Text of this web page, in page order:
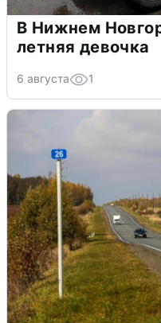
В Нижнем
летняя девочка
6 августа 1